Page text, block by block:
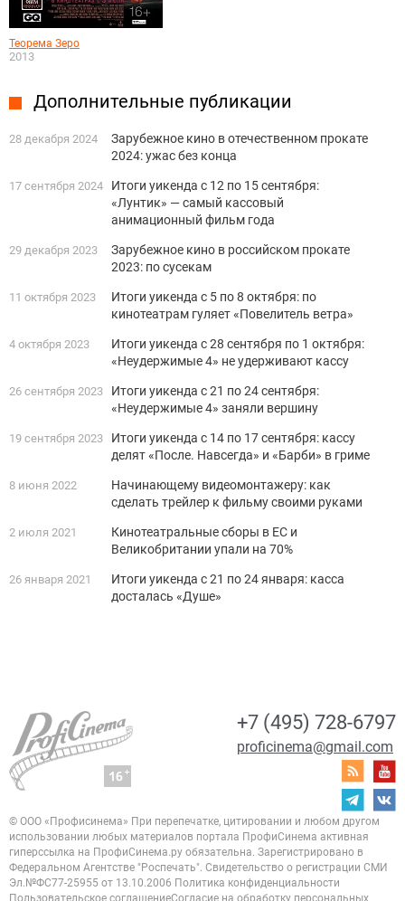
Теорема Зеро
2013
Дополнительные публикации
28 декабря 2024
Зарубежное кино в отечественном прокате
2024: ужас без конца
17 сентября 2024
Итоги уикенда с 12 по 15 сентября:
«Лунтик» — самый кассовый
анимационный фильм года
29 декабря 2023
Зарубежное кино в российском прокате
2023: по сусекам
11 октября 2023
Итоги уикенда с 5 по 8 октября: по
кинотеатрам гуляет «Повелитель ветра»
4 октября 2023
Итоги уикенда с 28 сентября по 1 октября:
«Неудержимые 4» не удерживают кассу
26 сентября 2023
Итоги уикенда с 21 по 24 сентября:
«Неудержимые 4» заняли вершину
19 сентября 2023
Итоги уикенда с 14 по 17 сентября: кассу
делят «После. Навсегда» и «Барби» в гриме
8 июня 2022
Начинающему видеомонтажеру: как
сделать трейлер к фильму своими руками
2 июля 2021
Кинотеатральные сборы в ЕС и
Великобритании упали на 70%
26 января 2021
Итоги уикенда с 21 по 24 января: касса
досталась «Душе»
+7 (495) 728-6797
proficinema@gmail.com
© ООО «Профисинема» При перепечатке, цитировании и любом другом
использовании любых материалов портала ПрофиСинема активная
гиперссылка на ПрофиСинема.ру обязательна. Зарегистрировано в
Федеральном Агентстве "Роспечать". Свидетельство о регистрации СМИ
Эл.№ФС77-25955 от 13.10.2006 Политика конфиденциальности